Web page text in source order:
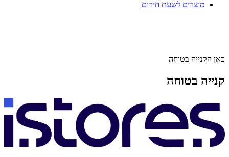
מוצרים לשעת חירום
כאן הקנייה בטוחה
קנייה בטוחה